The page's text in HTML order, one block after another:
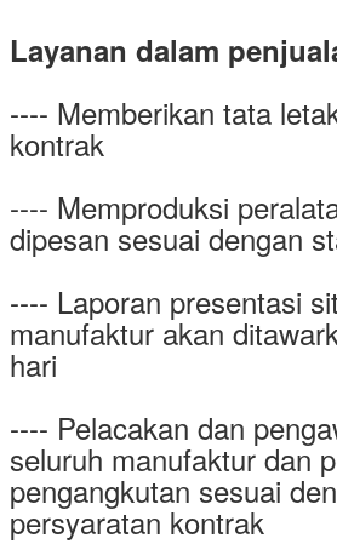
Layanan dalam
---- Memberikan tata
kontrak
---- Memproduksi
dipesan sesuai dengan
---- Laporan presentasi
manufaktur akan
hari
---- Pelacakan dan
seluruh manufaktur dan
pengangkutan sesuai
persyaratan kontrak